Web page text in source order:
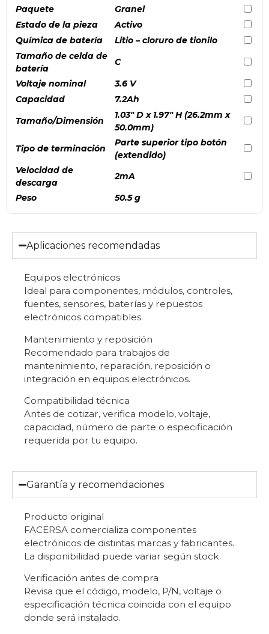
Paquete
Granel
Estado de la pieza
Activo
Química de batería
Litio – cloruro de tionilo
Tamaño de celda de
batería
C
Voltaje nominal
3.6 V
Capacidad
7.2Ah
Tamaño/Dimensión
1.03″ D x 1.97″ H (26.2mm x
50.0mm)
Tipo de terminación
Parte superior tipo botón
(extendido)
Velocidad de
descarga
2mA
Peso
50.5 g
Aplicaciones recomendadas
Equipos electrónicos
Ideal para componentes, módulos, controles,
fuentes, sensores, baterías y repuestos
electrónicos compatibles.
Mantenimiento y reposición
Recomendado para trabajos de
mantenimiento, reparación, reposición o
integración en equipos electrónicos.
Compatibilidad técnica
Antes de cotizar, verifica modelo, voltaje,
capacidad, número de parte o especificación
requerida por tu equipo.
Garantía y recomendaciones
Producto original
FACERSA comercializa componentes
electrónicos de distintas marcas y fabricantes.
La disponibilidad puede variar según stock.
Verificación antes de compra
Revisa que el código, modelo, P/N, voltaje o
especificación técnica coincida con el equipo
donde será instalado.